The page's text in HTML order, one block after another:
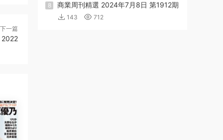
下一篇
2022
8 商業周刊精選 2024年7月8日 第1912期
143 712